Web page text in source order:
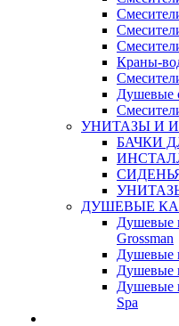
Краны-
Душевые
УНИТАЗЫ И
БАЧКИ
ДУШЕВЫЕ
Душевые
Grossman
Душевые
Душевые
Душевые
Spa